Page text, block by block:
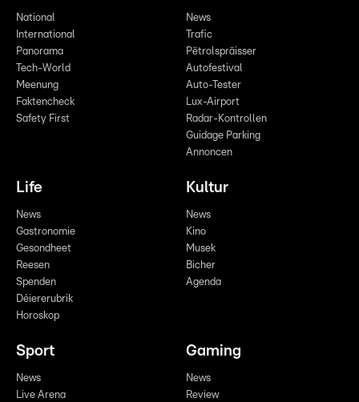
National
International
Panorama
Tech-World
Meenung
Faktencheck
Safety First
News
Trafic
Pëtrolspräisser
Autofestival
Auto-Tester
Lux-Airport
Radar-Kontrollen
Guidage Parking
Annoncen
Life
News
Gastronomie
Gesondheet
Reesen
Spenden
Déiererubrik
Horoskop
Kultur
News
Kino
Musek
Bicher
Agenda
Sport
News
Live Arena
Gaming
News
Review